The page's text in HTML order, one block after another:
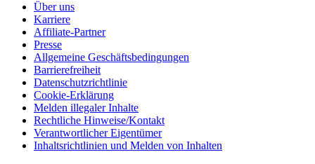
Über uns
Karriere
Affiliate-Partner
Presse
Allgemeine Geschäftsbedingungen
Barrierefreiheit
Datenschutzrichtlinie
Cookie-Erklärung
Melden illegaler Inhalte
Rechtliche Hinweise/Kontakt
Verantwortlicher Eigentümer
Inhaltsrichtlinien und Melden von Inhalten